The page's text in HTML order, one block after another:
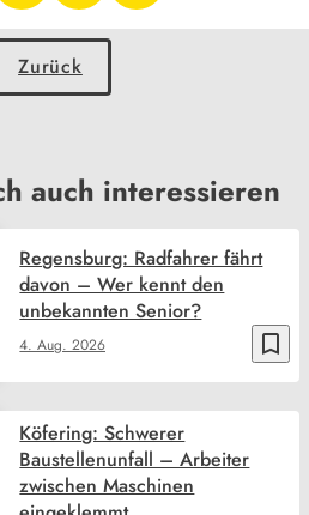
Zurück
auch interessieren
bookmark_border
4. Aug. 2026
Regensburg: Radfahrer fährt
davon – Wer kennt den
unbekannten Senior?
Köfering: Schwerer
Baustellenunfall – Arbeiter
zwischen Maschinen